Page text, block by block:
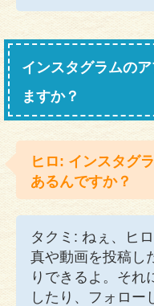
インスタグラムの
ますか？
ヒロ: インスタグ
あるんですか？
タクミ: ねぇ、ヒ
真や動画を投稿し
りできるよ。それ
したり、フォロー